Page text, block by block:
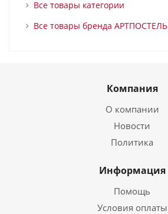
Все товары категории
Все товары бренда АРТПОСТЕЛЬ
Компания
О компании
Новости
Политика
Информация
Помощь
Условия оплаты